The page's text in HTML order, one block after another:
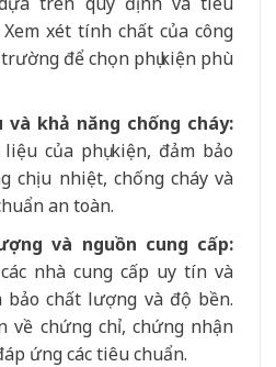
xét tính chất của công
để chọn phụ kiện phù
khả năng chống cháy:
của phụ kiện, đảm bảo
chịu nhiệt, chống cháy và
an toàn.
và nguồn cung cấp:
nhà cung cấp uy tín và
bảo chất lượng và độ bền.
về chứng chỉ, chứng nhận
ứng các tiêu chuẩn.